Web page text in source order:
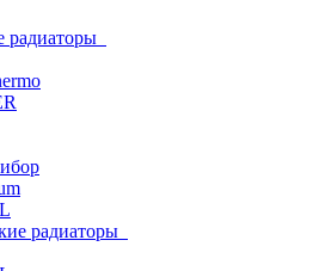
радиаторы